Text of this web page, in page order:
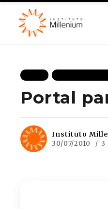
Portal
Instituto
30/07/2010 3